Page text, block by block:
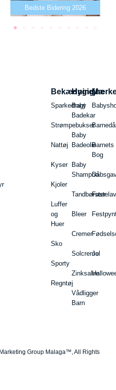
Bedste Bidering 2026
Bekædning
Sparkedragt
Strømpebukser
Nattøj
Kyser
Kjoler
Luffer
og
Huer
Sko
Sporty
Regntøj
Hygiejne
Baby
Badekar
Baby
Badeolie
Baby
Shampoo
Tandbørster
Bleer
Cremer
Solcreme
Zinksalve
Vådligger
Barn
Barnets
Bog
Jul
Group Malaga™, All Rights